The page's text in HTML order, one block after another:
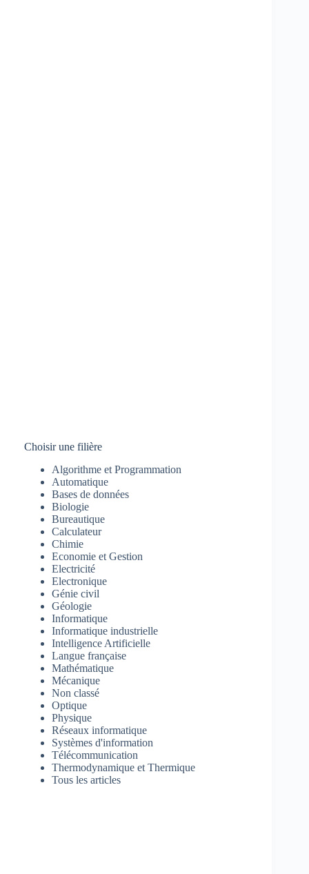
Choisir une filière
Algorithme et Programmation
Automatique
Bases de données
Biologie
Bureautique
Calculateur
Chimie
Economie et Gestion
Electricité
Electronique
Génie civil
Géologie
Informatique
Informatique industrielle
Intelligence Artificielle
Langue française
Mathématique
Mécanique
Non classé
Optique
Physique
Réseaux informatique
Systèmes d'information
Télécommunication
Thermodynamique et Thermique
Tous les articles